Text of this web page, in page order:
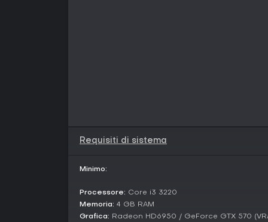
Requisiti di sistema
Minimo:
Processore: Core i3 3220
Memoria: 4 GB RAM
Grafica: Radeon HD6950 / GeForce GTX 570